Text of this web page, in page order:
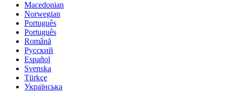
Macedonian
Norwegian
Português
Português
Română
Русский
Español
Svenska
Türkçe
Українська